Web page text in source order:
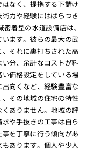
なく、提携する下請け
力や経験にはばらつき
着型の水道設備店は、
ます。彼らの最大の武
それに裏打ちされた高
分、余計なコストが料
価格設定をしている場
向くなど、経験豊富な
その地域の住宅の特性
ありません。地域の評
や手抜きの工事は自ら
を丁寧に行う傾向があ
あります。個人や少人